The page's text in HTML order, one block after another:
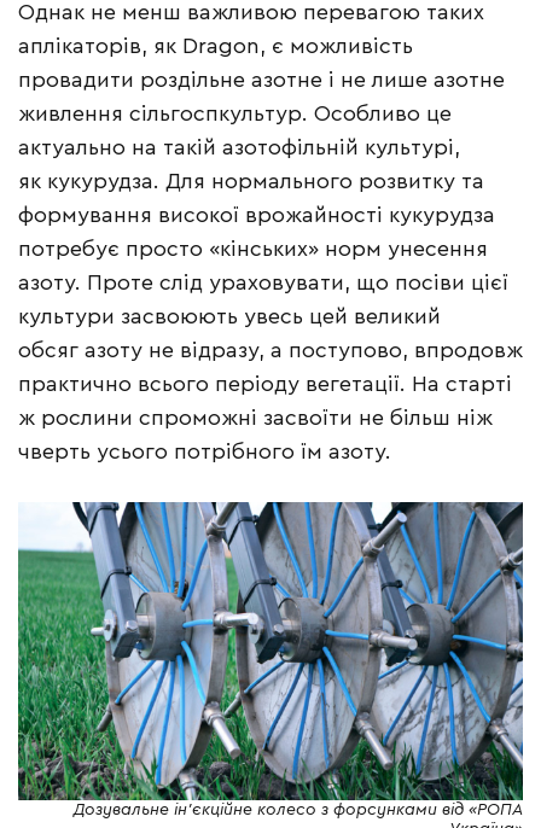
Однак не менш важливою перевагою таких
аплікаторів, як Dragon, є можливість
провадити роздільне азотне і не лише азотне
живлення сільгоспкультур. Особливо це
актуально на такій азотофільній культурі,
як кукурудза. Для нормального розвитку та
формування високої врожайності кукурудза
потребує просто «кінських» норм унесення
азоту. Проте слід ураховувати, що посіви цієї
культури засвоюють увесь цей великий
обсяг азоту не відразу, а поступово, впродовж
практично всього періоду вегетації. На старті
ж рослини спроможні засвоїти не більш ніж
чверть усього потрібного їм азоту.
Дозувальне ін’єкційне колесо з форсунками від «РОПА